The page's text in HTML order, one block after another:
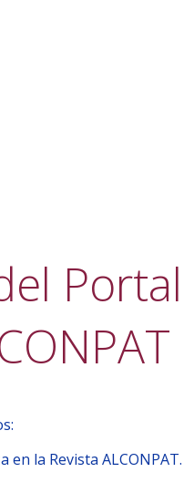
Portal
la Revista ALCONPAT.